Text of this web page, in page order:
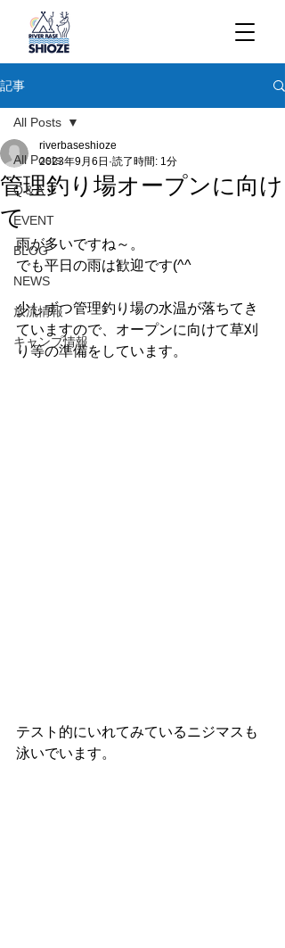
記事
All Posts
Q＆A
EVENT
BLOG
NEWS
放流情報
キャンプ情報
All Posts
管理釣り場オープンに向け
て
riverbaseshioze
2023年9月6日 読了時間: 1分
雨が多いですね～。
でも平日の雨は歓迎です(^^
少しずつ管理釣り場の水温が落ちてき
ていますので、オープンに向けて草刈
り等の準備をしています。
テスト的にいれてみているニジマスも
泳いでいます。